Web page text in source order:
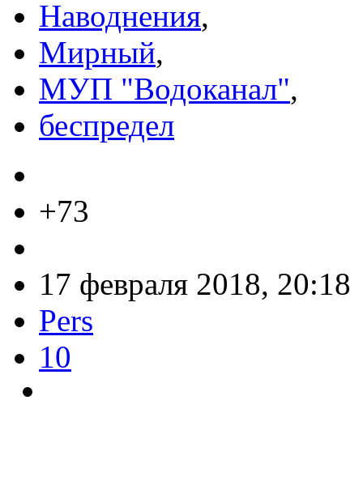
Наводнения,
Мирный,
МУП "Водоканал",
беспредел
+73
17 февраля 2018, 20:18
Pers
10